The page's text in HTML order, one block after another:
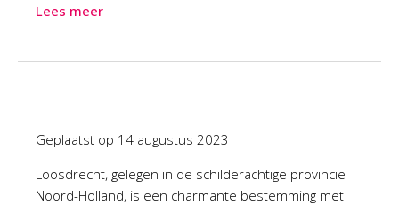
Lees meer
Geplaatst op 14 augustus 2023
Loosdrecht, gelegen in de schilderachtige provincie
Noord-Holland, is een charmante bestemming met